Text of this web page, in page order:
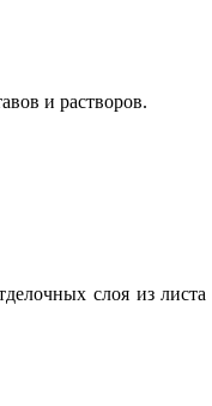
и растворов.
слоя из